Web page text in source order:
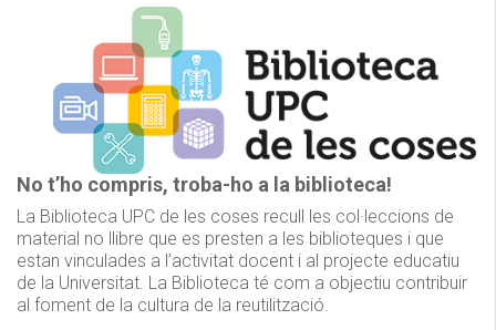
No t’ho compris, troba-ho a la biblioteca!
La Biblioteca UPC de les coses recull les col·leccions de
material no llibre que es presten a les biblioteques i que
estan vinculades a l’activitat docent i al projecte educatiu
de la Universitat. La Biblioteca té com a objectiu contribuir
al foment de la cultura de la reutilització.